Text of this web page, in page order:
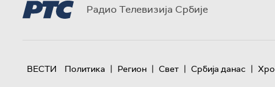
Радио Телевизија Србије
ВЕСТИ Политика | Регион | Свет | Србија данас |